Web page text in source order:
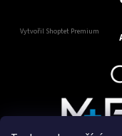
Vytvořil Shoptet Premium